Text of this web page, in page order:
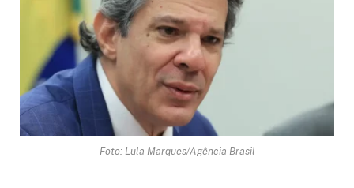
Foto: Lula Marques/Agência Brasil